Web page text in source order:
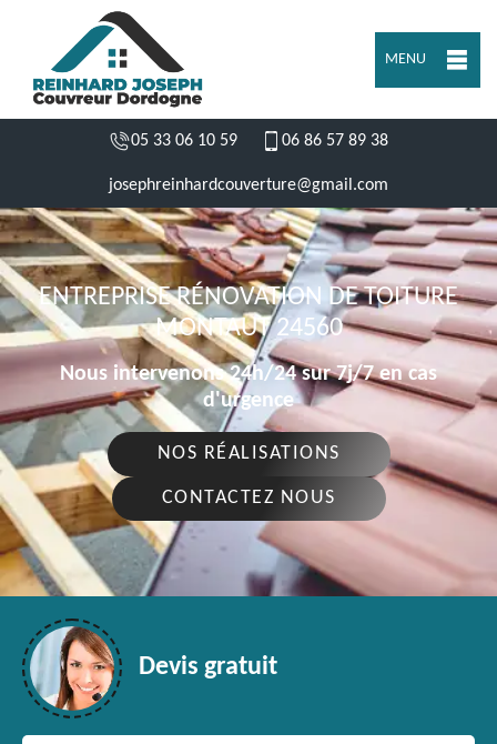
MENU
05 33 06 10 59 06 86 57 89 38
josephreinhardcouverture@gmail.com
ENTREPRISE RÉNOVATION DE TOITURE
MONTAUT 24560
Nous intervenons 24h/24 sur 7j/7 en cas
d'urgence
NOS RÉALISATIONS
CONTACTEZ NOUS
Devis gratuit